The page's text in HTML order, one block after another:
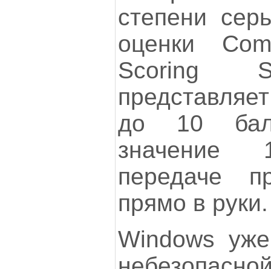
степени
оценки
Scoring
до 10
значение
передаче
прямо в руки.
Windows